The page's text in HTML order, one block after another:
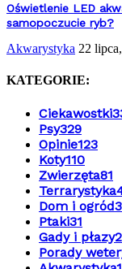
Oświetlenie LED
samopoczucie ryb?
Akwarystyka 22
KATEGORIE:
Ciekawostki
Psy329
Opinie123
Koty110
Zwierzęta81
Terrarystyka
Dom i ogród
Ptaki31
Gady i płazy
Porady